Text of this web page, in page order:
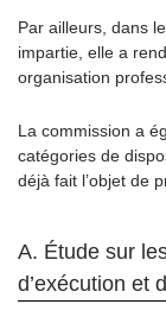
Par ailleurs, dans
impartie, elle a
organisation
La commission a
catégories de
déjà fait l’objet de
A. Étude sur
d’exécution et